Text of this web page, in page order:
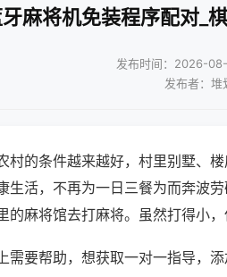
麻将机免装程序配对_
发布时间：2026-
发布者：堆
村的条件越来越好，村里别墅、
生活，不再为一日三餐为而奔波
的麻将馆去打麻将。虽然打得小
需要帮助，想获取一对一指导，